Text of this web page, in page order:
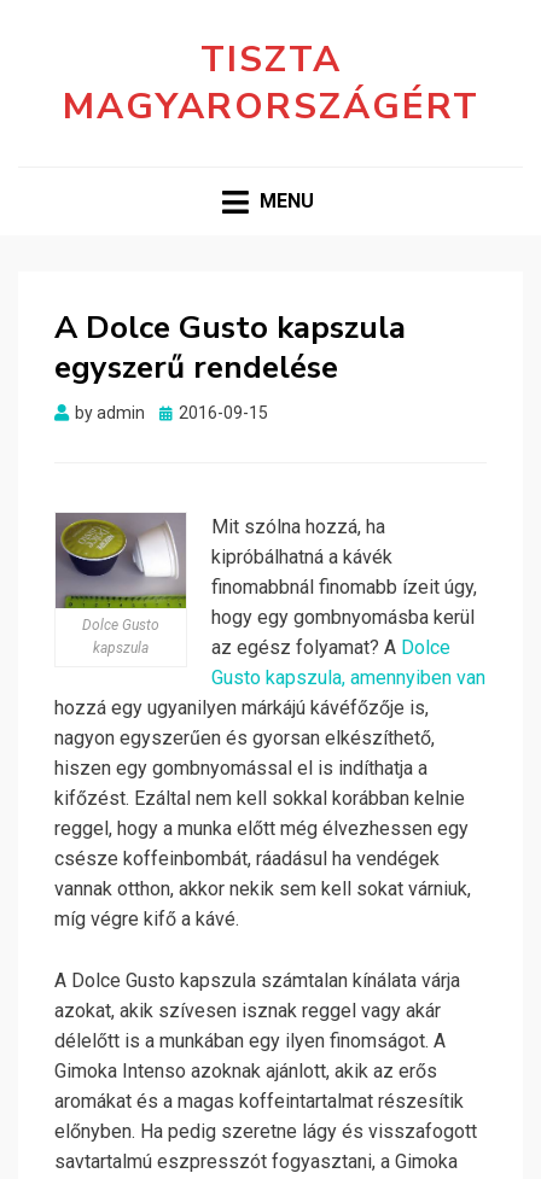
TISZTA
MAGYARORSZÁGÉRT
MENU
A Dolce Gusto kapszula
egyszerű rendelése
byadmin
Posted
2016-09-15
Dolce Gusto
kapszula
Mit szólna hozzá, ha
kipróbálhatná a kávék
finomabbnál finomabb ízeit úgy,
hogy egy gombnyomásba kerül
az egész folyamat? A Dolce
Gusto kapszula, amennyiben van
hozzá egy ugyanilyen márkájú kávéfőzője is,
nagyon egyszerűen és gyorsan elkészíthető,
hiszen egy gombnyomással el is indíthatja a
kifőzést. Ezáltal nem kell sokkal korábban kelnie
reggel, hogy a munka előtt még élvezhessen egy
csésze koffeinbombát, ráadásul ha vendégek
vannak otthon, akkor nekik sem kell sokat várniuk,
míg végre kifő a kávé.
A Dolce Gusto kapszula számtalan kínálata várja
azokat, akik szívesen isznak reggel vagy akár
délelőtt is a munkában egy ilyen finomságot. A
Gimoka Intenso azoknak ajánlott, akik az erős
aromákat és a magas koffeintartalmat részesítik
előnyben. Ha pedig szeretne lágy és visszafogott
savtartalmú eszpresszót fogyasztani, a Gimoka